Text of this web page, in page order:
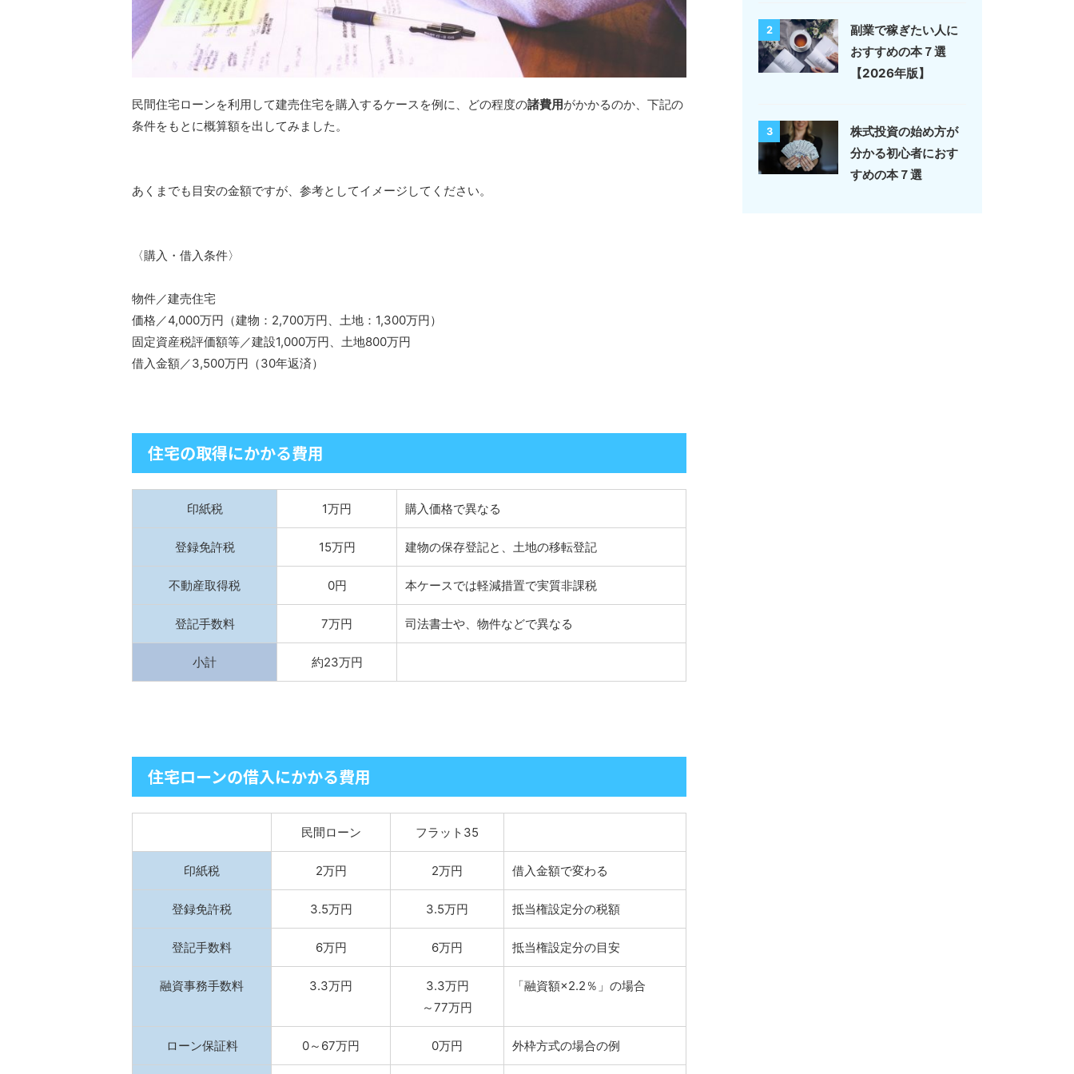
民間住宅ローンを利用して建売住宅を購入するケースを例に、どの程度の諸費用がかかるのか、下記の
条件をもとに概算額を出してみました。
あくまでも目安の金額ですが、参考としてイメージしてください。
〈購入・借入条件〉
物件／建売住宅
価格／4,000万円（建物：2,700万円、土地：1,300万円）
固定資産税評価額等／建設1,000万円、土地800万円
借入金額／3,500万円（30年返済）
住宅の取得にかかる費用
印紙税 1万円 購入価格で異なる
登録免許税 15万円 建物の保存登記と、土地の移転登記
不動産取得税 0円 本ケースでは軽減措置で実質非課税
登記手数料 7万円 司法書士や、物件などで異なる
小計 約23万円
住宅ローンの借入にかかる費用
民間ローン フラット35
印紙税 2万円 2万円 借入金額で変わる
登録免許税 3.5万円 3.5万円 抵当権設定分の税額
登記手数料 6万円 6万円 抵当権設定分の目安
融資事務手数料 3.3万円
3.3万円
～77万円
「融資額×2.2％」の場合
ローン保証料 0～67万円 0万円 外枠方式の場合の例
2
副業で稼ぎたい人に
おすすめの本７選
【2026年版】
3
株式投資の始め方が
分かる初心者におす
すめの本７選